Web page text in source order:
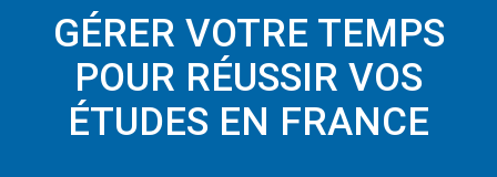
GÉRER VOTRE TEMPS
POUR RÉUSSIR VOS
ÉTUDES EN FRANCE